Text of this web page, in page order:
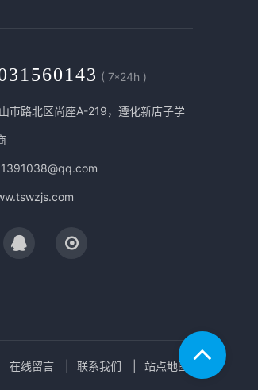
( 7*24h )
市路北区尚座A-219，遵化新店子学
在线留言 联系我们 站点地图